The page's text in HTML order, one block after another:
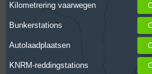
Kilometrering vaarwegen
Bunkerstations
Autolaadplaatsen
KNRM-reddingstations